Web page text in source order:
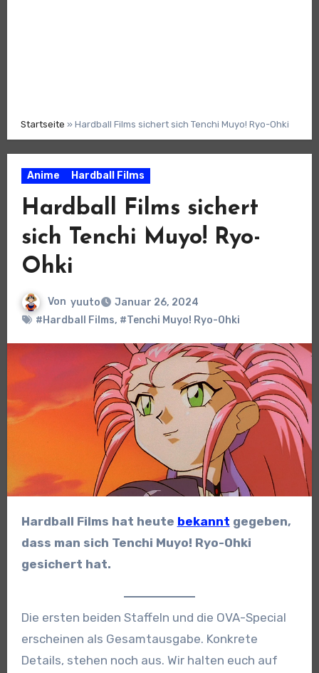
Startseite » Hardball Films sichert sich Tenchi Muyo! Ryo-Ohki
Anime Hardball Films
Hardball Films sichert
sich Tenchi Muyo! Ryo-
Ohki
Von yuuto
Januar 26, 2024
#Hardball Films, #Tenchi Muyo! Ryo-Ohki
Hardball Films hat heute bekannt gegeben,
dass man sich Tenchi Muyo! Ryo-Ohki
gesichert hat.
Die ersten beiden Staffeln und die OVA-Special
erscheinen als Gesamtausgabe. Konkrete
Details, stehen noch aus. Wir halten euch auf